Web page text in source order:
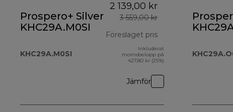
Prospero+ Silver
KHC29A.M0SI
KHC29A.M0SI
2 139,00 kr
3 559,00 kr
Föreslaget pris
ursprungligt pris 3
Inkluderat
momsbelopp på
427,80 kr (25%)
Jämför